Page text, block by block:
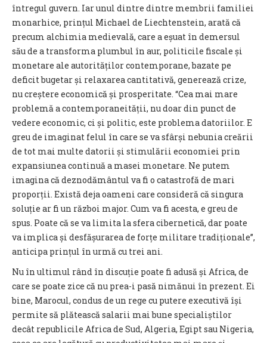
întregul guvern. Iar unul dintre dintre membrii familiei
monarhice, prințul Michael de Liechtenstein, arată că
precum alchimia medievală, care a eșuat în demersul
său de a transforma plumbul în aur, politicile fiscale și
monetare ale autorităților contemporane, bazate pe
deficit bugetar și relaxarea cantitativă, generează crize,
nu creștere economică și prosperitate. “Cea mai mare
problemă a contemporaneității, nu doar din punct de
vedere economic, ci și politic, este problema datoriilor. E
greu de imaginat felul în care se va sfârși nebunia creării
de tot mai multe datorii și stimulării economiei prin
expansiunea continuă a masei monetare. Ne putem
imagina că deznodământul va fi o catastrofă de mari
proporții. Există deja oameni care consideră că singura
soluție ar fi un război major. Cum va fi acesta, e greu de
spus. Poate că se va limita la sfera cibernetică, dar poate
va implica și desfășurarea de forțe militare tradiționale”,
anticipa prințul în urmă cu trei ani.
Nu în ultimul rând în discuție poate fi adusă și Africa, de
care se poate zice că nu prea-i pasă nimănui în prezent. Ei
bine, Marocul, condus de un rege cu putere executivă își
permite să plătească salarii mai bune specialiștilor
decât republicile Africa de Sud, Algeria, Egipt sau Nigeria,